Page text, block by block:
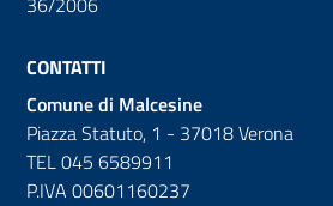
CONTATTI
Comune di Malcesine
Piazza Statuto, 1 - 37018 Verona
TEL 045 6589911
P.IVA 00601160237